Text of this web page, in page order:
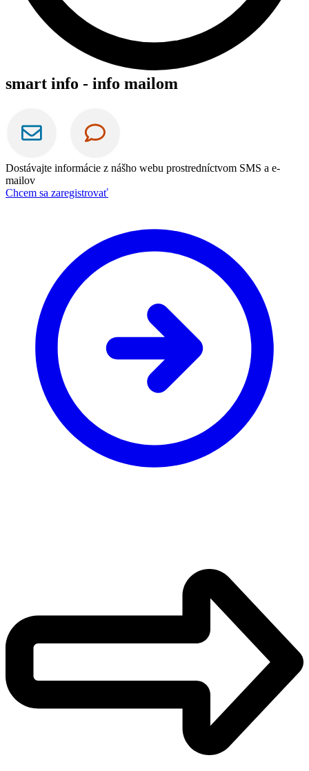
smart info - info mailom
Dostávajte informácie z nášho webu prostredníctvom SMS a e-
mailov
Chcem sa zaregistrovať